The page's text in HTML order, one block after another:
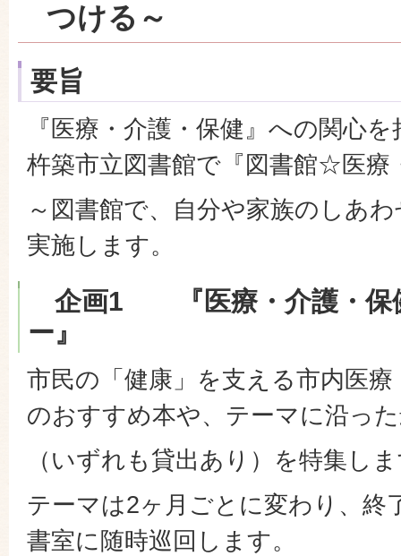
つける～
要旨
『医療・介護・保健』への関心
杵築市立図書館で『図書館☆医療
～図書館で、自分や家族のしあ
実施します。
企画1 『医療・介護・保
ー』
市民の「健康」を支える市内医
のおすすめ本や、テーマに沿っ
（いずれも貸出あり）を特集し
テーマは2ヶ月ごとに変わり、終
書室に随時巡回します。